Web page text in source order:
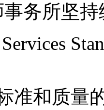
事务所坚
准和质量